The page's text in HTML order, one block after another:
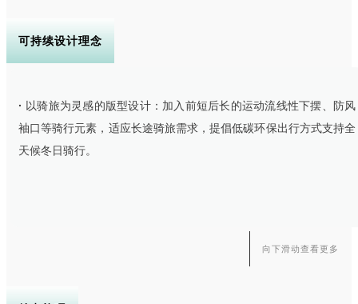
可持续设计理念
· 以骑旅为灵感的版型设计：加入前短后长的运动流线性下摆、防风
袖口等骑行元素，适应长途骑旅需求，提倡低碳环保出行方式支持全
天候冬日骑行。
向下滑动查看更多